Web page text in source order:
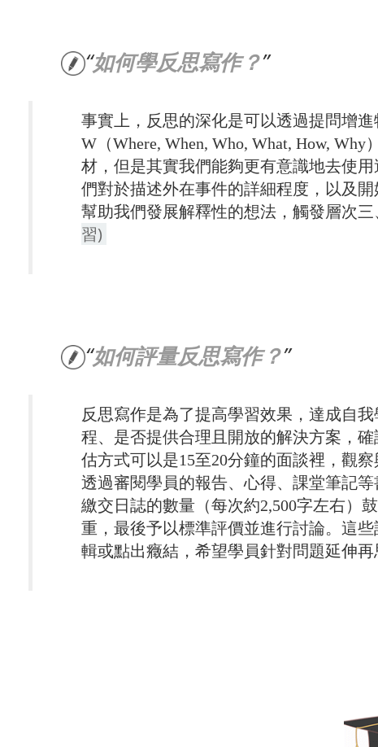
如何學反思寫作？
事實上，反思的深化是可以透過提問增
W（Where, When, Who, What, How,
材，但是其實我們能夠更有意識地去使
們對於描述外在事件的詳細程度，以及
幫助我們發展解釋性的想法，觸發層次三
習)
如何評量反思寫作？
反思寫作是為了提高學習效果，達成自
程、是否提供合理且開放的解決方案，
估方式可以是15至20分鐘的面談裡，觀
透過審閱學員的報告、心得、課堂筆記
繳交日誌的數量（每次約2,500字左右）
重，最後予以標準評價並進行討論。這
輯或點出癥結，希望學員針對問題延伸再